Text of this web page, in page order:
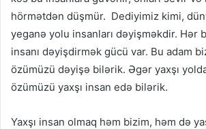
hörmətdən düşmür. Dediyimiz kimi,
yeganə yolu insanları dəyişməkdir. Hər
insanı dəyişdirmək gücü var. Bu adam
özümüzü dəyişə bilərik. Əgər yaxşı
özümüzü yaxşı insan edə bilərik.
Yaxşı insan olmaq həm bizim, həm də